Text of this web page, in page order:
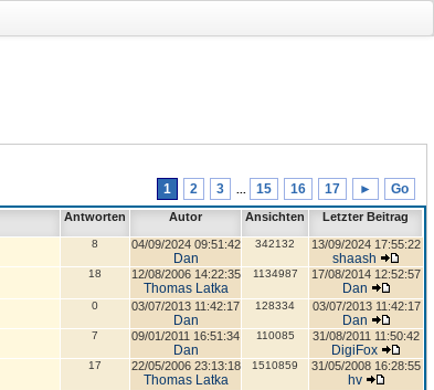
1 2 3 15 16 17 ► Go
Antworten Autor Ansichten Letzter Beitrag
8 04/09/2024 09:51:42
Dan
342132 13/09/2024 17:55:22
shaash
18 12/08/2006 14:22:35
Thomas Latka
1134987 17/08/2014 12:52:57
Dan
0 03/07/2013 11:42:17
Dan
128334 03/07/2013 11:42:17
Dan
7 09/01/2011 16:51:34
Dan
110085 31/08/2011 11:50:42
DigiFox
17 22/05/2006 23:13:18
Thomas Latka
1510859 31/05/2008 16:28:55
hv